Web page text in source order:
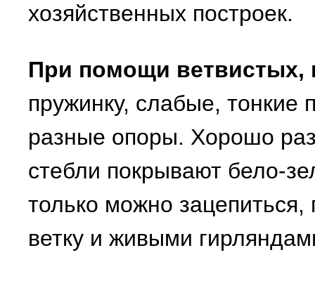
хозяйственных построек.
При помощи ветвистых,
пружинку, слабые, тонкие
разные опоры. Хорошо
стебли покрывают бело-
только можно
ветку и живыми